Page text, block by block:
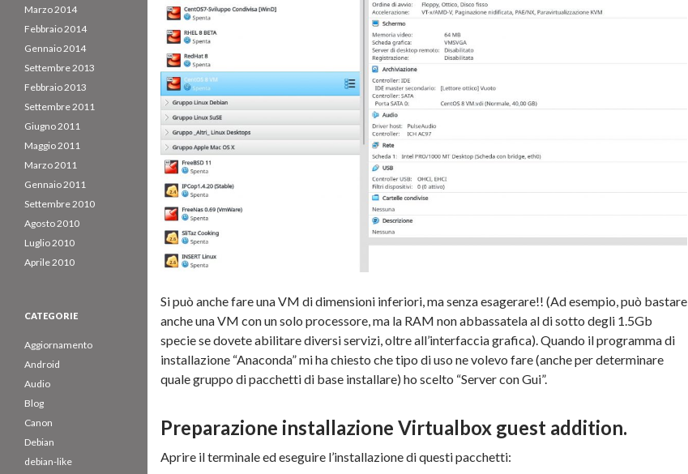
Si può anche fare una VM di dimensioni inferiori, ma senza esagerare!! (Ad esempio, può bastare
anche una VM con un solo processore, ma la RAM non abbassatela al di sotto degli 1.5Gb
specie se dovete abilitare diversi servizi, oltre all’interfaccia grafica). Quando il programma di
installazione “Anaconda” mi ha chiesto che tipo di uso ne volevo fare (anche per determinare
quale gruppo di pacchetti di base installare) ho scelto “Server con Gui”.
Preparazione installazione Virtualbox guest addition.
Aprire il terminale ed eseguire l’installazione di questi pacchetti:
Marzo 2014
Febbraio 2014
Gennaio 2014
Settembre 2013
Febbraio 2013
Settembre 2011
Giugno 2011
Maggio 2011
Marzo 2011
Gennaio 2011
Settembre 2010
Agosto 2010
Luglio 2010
Aprile 2010
CATEGORIE
Aggiornamento
Android
Audio
Blog
Canon
Debian
debian-like